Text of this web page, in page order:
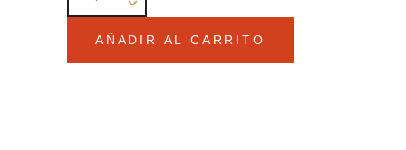
AÑADIR AL CARRITO